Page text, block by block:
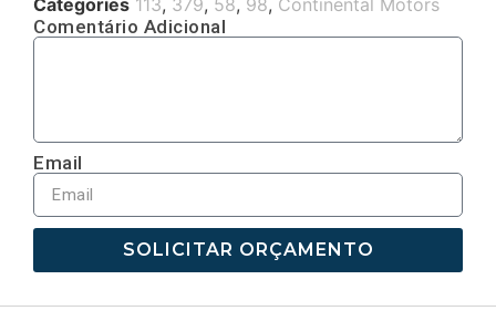
Categories 113, 379, 58, 98, Continental Motors
Comentário Adicional
Email
SOLICITAR ORÇAMENTO